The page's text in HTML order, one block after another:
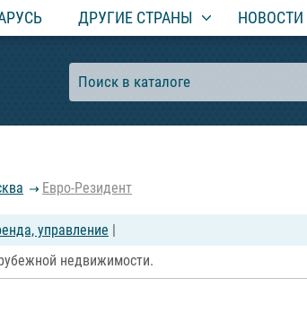
ДРУГИЕ СТРАНЫ НОВОСТИ
Евро-Резидент
управление |
недвижимости.